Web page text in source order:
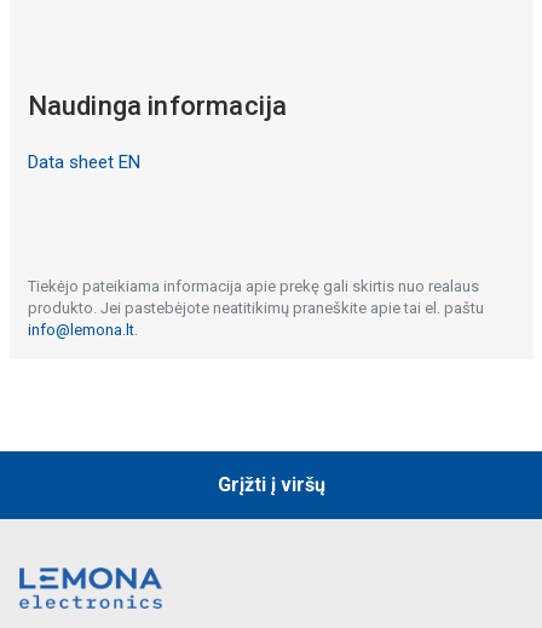
Naudinga informacija
Data sheet EN
Tiekėjo pateikiama informacija apie prekę gali skirtis nuo realaus
produkto. Jei pastebėjote neatitikimų praneškite apie tai el. paštu
info@lemona.lt.
Grįžti į viršų